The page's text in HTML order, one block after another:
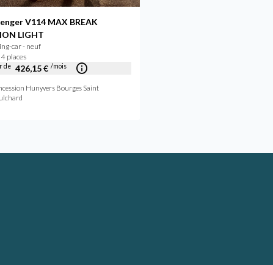
V114 MAX BREAK
LIGHT
car - neuf
places
de 426,15 € /mois
Hunyvers Bourges Saint